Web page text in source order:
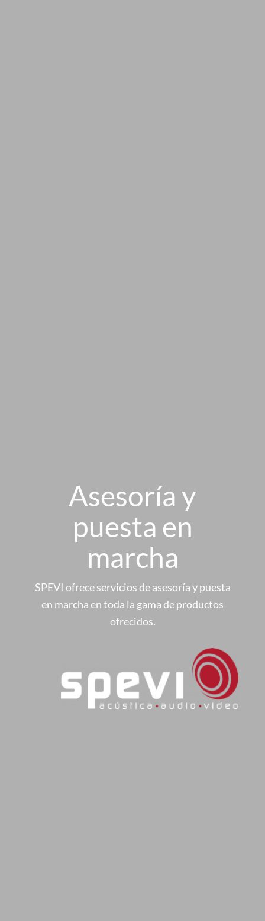
Asesoría y
puesta en
marcha
SPEVI ofrece servicios de asesoría y puesta
en marcha en toda la gama de productos
ofrecidos.